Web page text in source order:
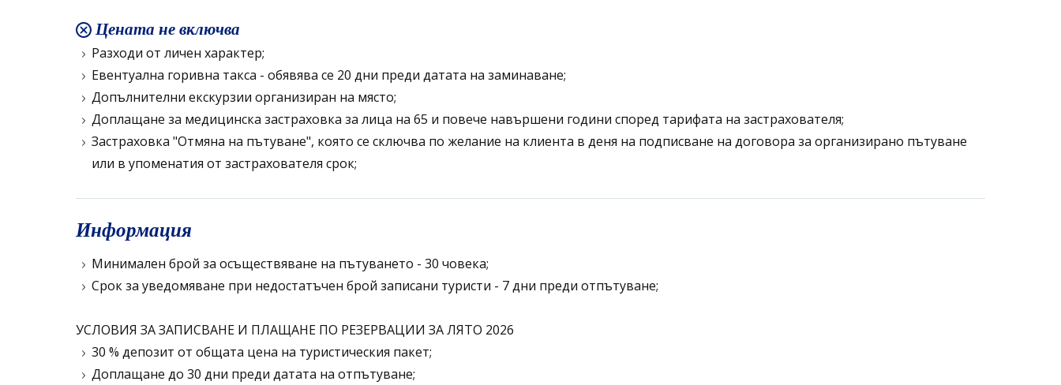
Цената не включва
Разходи от личен характер;
Евентуална горивна такса - обявява се 20 дни преди датата на заминаване;
Допълнителни екскурзии организиран на място;
Доплащане за медицинска застраховка за лица на 65 и повече навършени години според тарифата на застрахователя;
Застраховка "Отмяна на пътуване", която се сключва по желание на клиента в деня на подписване на договора за организирано пътуване
или в упоменатия от застрахователя срок;
Информация
Минимален брой за осъществяване на пътуването - 30 човека;
Срок за уведомяване при недостатъчен брой записани туристи - 7 дни преди отпътуване;
УСЛОВИЯ ЗА ЗАПИСВАНЕ И ПЛАЩАНЕ ПО РЕЗЕРВАЦИИ ЗА ЛЯТО 2026
30 % депозит от общата цена на туристическия пакет;
Доплащане до 30 дни преди датата на отпътуване;